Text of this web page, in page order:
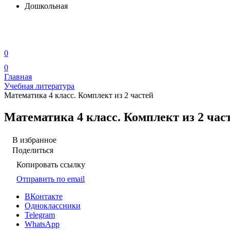
Дошкольная
0
0
Главная
Учебная литература
Математика 4 класс. Комплект из 2 частей
Математика 4 класс. Комплект из 2
В избранное
Поделиться
Копировать ссылку
Отправить по email
ВКонтакте
Одноклассники
Telegram
WhatsApp